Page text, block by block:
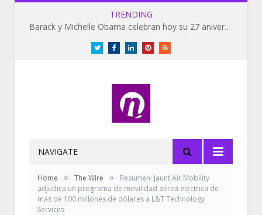
TRENDING
Barack y Michelle Obama celebran hoy su 27 aniversario de bodas
TwitterFacebookLinkedInPinterestRSS
NAVIGATE
Home » The Wire »
Resumen: Jaunt Air Mobility
adjudica un programa de movilidad aérea eléctrica de
más de 100 millones de dólares a L&T Technology
Services